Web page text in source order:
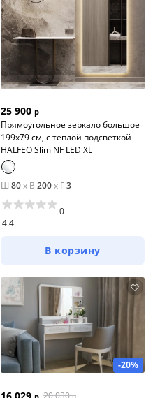
25 900 р
Прямоугольное зеркало большое
199х79 см, с тёплой подсветкой
HALFEO Slim NF LED XL
Ш 80x В 200x Г3
4.4
0
В корзину
-20%
20 030 р